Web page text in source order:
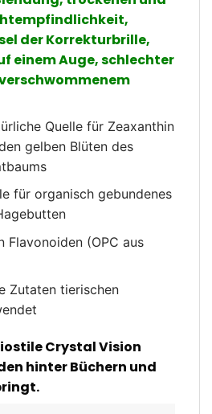
der Korrekturbrille,
einem Auge, schlechter
Quelle für Zeaxanthin
gelben Blüten des
für organisch gebundenes
Flavonoiden (OPC aus
Zutaten tierischen
Crystal Vision
hinter Büchern und